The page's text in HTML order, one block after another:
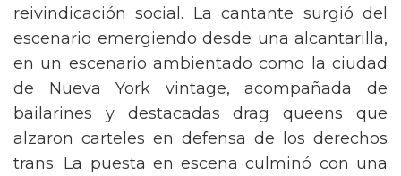
reivindicación social. La cantante surgió del
escenario emergiendo desde una alcantarilla,
en un escenario ambientado como la ciudad
de Nueva York vintage, acompañada de
bailarines y destacadas drag queens que
alzaron carteles en defensa de los derechos
trans. La puesta en escena culminó con una